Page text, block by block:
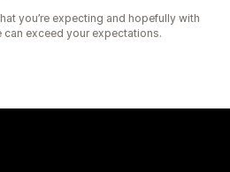
you’re expecting and hopefully with
exceed your expectations.